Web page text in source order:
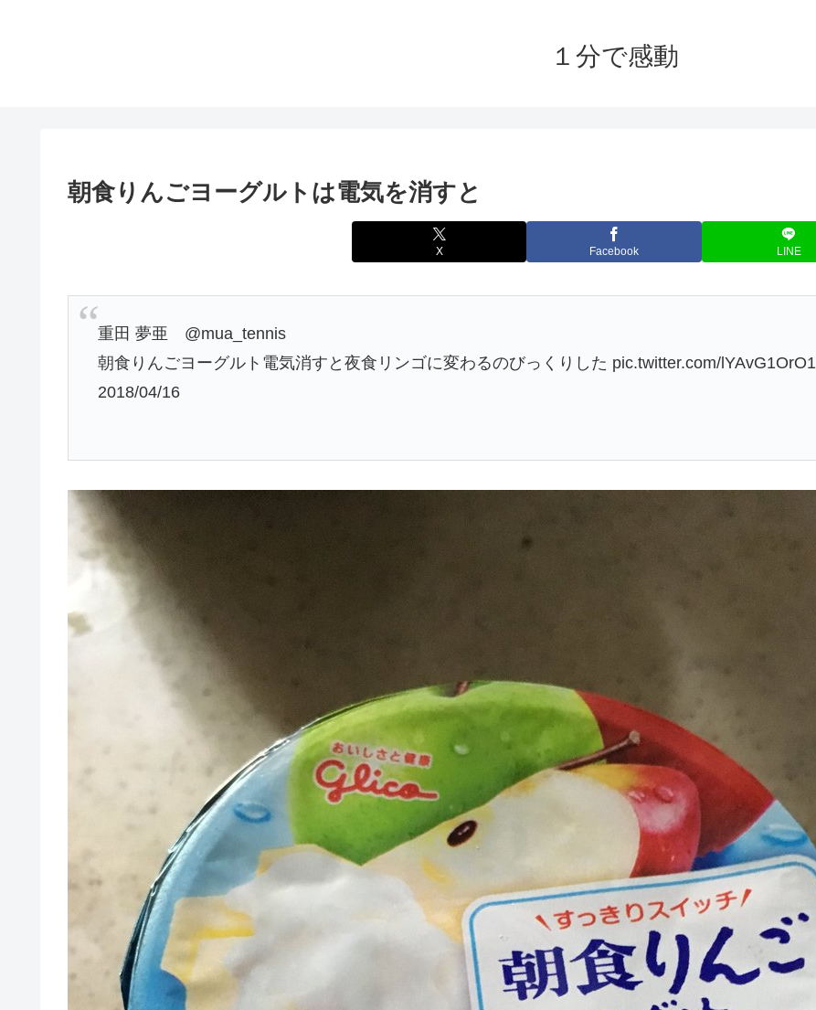
１分で感動
朝食りんごヨーグルトは電気を消すと
X Facebook LINE
重田 夢亜 @mua_tennis
朝食りんごヨーグルト電気消すと夜食リンゴに変わるのびっくりした pic.twitter.com/lYAvG1OrO1
2018/04/16